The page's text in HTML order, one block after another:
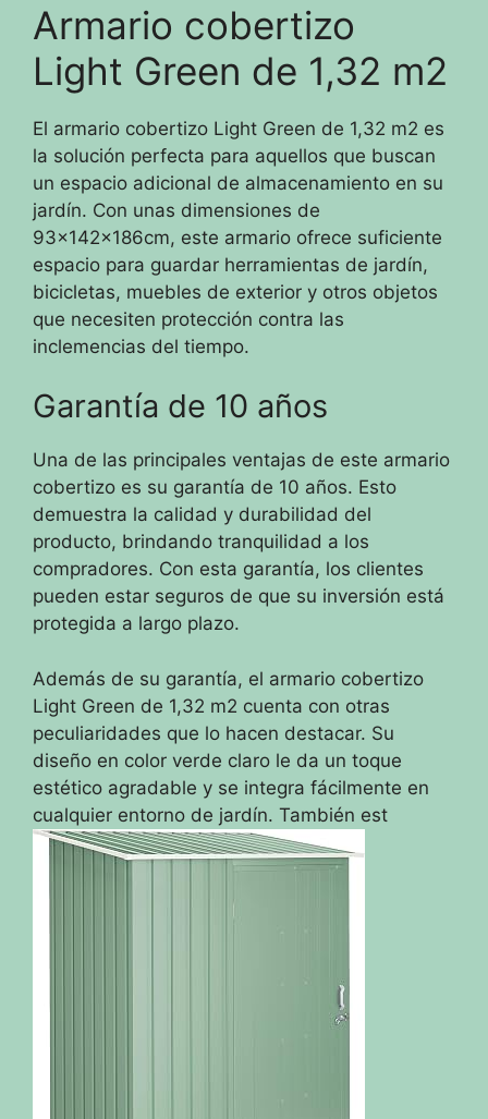
Armario cobertizo
Light Green de 1,32 m2
El armario cobertizo Light Green de 1,32 m2 es
la solución perfecta para aquellos que buscan
un espacio adicional de almacenamiento en su
jardín. Con unas dimensiones de
93x142x186cm, este armario ofrece suficiente
espacio para guardar herramientas de jardín,
bicicletas, muebles de exterior y otros objetos
que necesiten protección contra las
inclemencias del tiempo.
Garantía de 10 años
Una de las principales ventajas de este armario
cobertizo es su garantía de 10 años. Esto
demuestra la calidad y durabilidad del
producto, brindando tranquilidad a los
compradores. Con esta garantía, los clientes
pueden estar seguros de que su inversión está
protegida a largo plazo.
Además de su garantía, el armario cobertizo
Light Green de 1,32 m2 cuenta con otras
peculiaridades que lo hacen destacar. Su
diseño en color verde claro le da un toque
estético agradable y se integra fácilmente en
cualquier entorno de jardín. También est